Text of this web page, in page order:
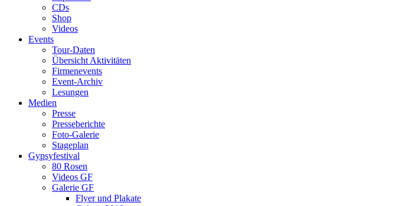
CDs
Shop
Videos
Events
Tour-Daten
Übersicht Aktivitäten
Firmenevents
Event-Archiv
Lesungen
Medien
Presse
Presseberichte
Foto-Galerie
Stageplan
Gypsyfestival
80 Rosen
Videos GF
Galerie GF
Flyer und Plakate